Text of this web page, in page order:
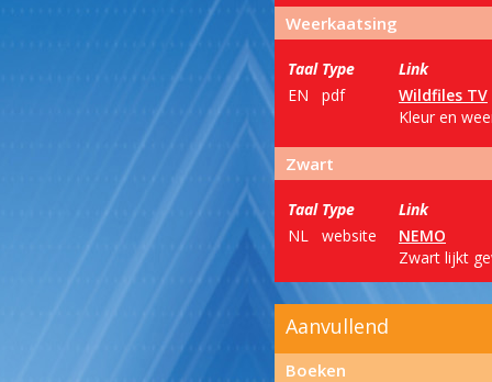
Weerkaatsing
Taal Type
Link
EN
pdf
Wildfiles TV
Kleur en
Zwart
Taal Type
Link
NL
website
NEMO
Zwart lijkt
Aanvullend
Boeken